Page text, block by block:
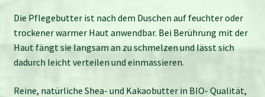
Die Pflegebutter ist nach dem Duschen auf feuchter oder
trockener warmer Haut anwendbar. Bei Berührung mit der
Haut fängt sie langsam an zu schmelzen und lässt sich
dadurch leicht verteilen und einmassieren.
Reine, natürliche Shea- und Kakaobutter in BIO- Qualität,